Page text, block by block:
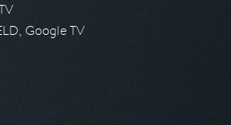
Google TV